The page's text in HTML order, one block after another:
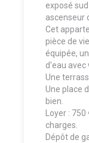
exposé
ascenseur
Cet
pièce de
équipée,
d'eau avec
Une
Une place
bien.
Loyer :
charges.
Dépôt de